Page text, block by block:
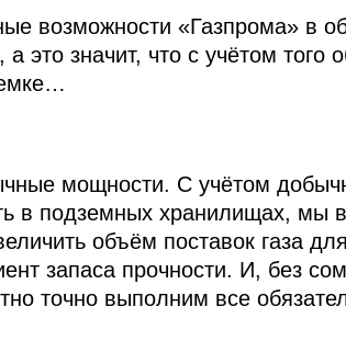
возможности «Газпрома» в
это значит, что с учётом того
мощности. С учётом
в подземных хранилищах, мы
объём поставок газа
запаса прочности. И, без
точно выполним все